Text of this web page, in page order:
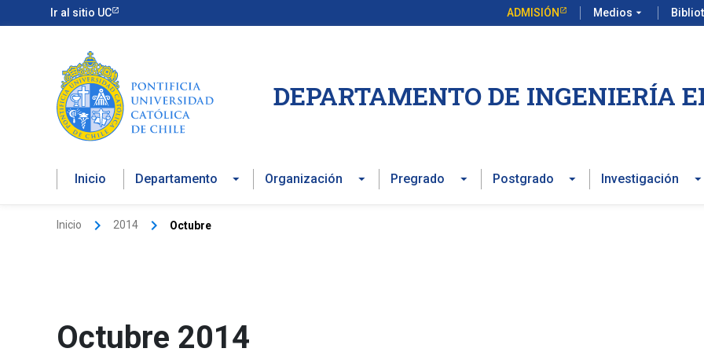
al
Ir al sitio UC ADMISIÓN Medios arrow_drop_down
DEPARTAMENTO DE INGENIERÍA
Inicio Departamento Organización Pregrado Postgrado Investigación
Inicio 2014 Octubre
Octubre 2014